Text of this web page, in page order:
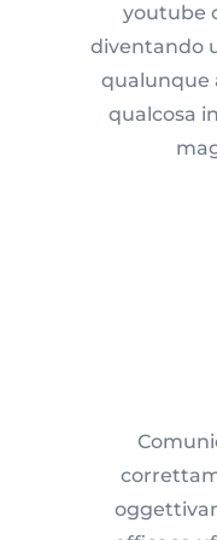
youtube
diventando
qualunque
qualcosa